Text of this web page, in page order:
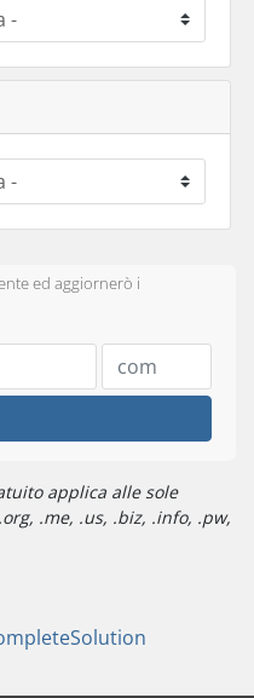
ed aggiornerò i
applica alle sole
.me, .us, .biz, .info, .pw,